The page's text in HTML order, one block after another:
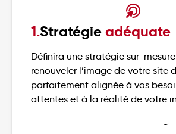
1.Stratégie adéquate
Définira une stratégie sur-
renouveler l’image de votre site
parfaitement alignée à vos
attentes et à la réalité de votre